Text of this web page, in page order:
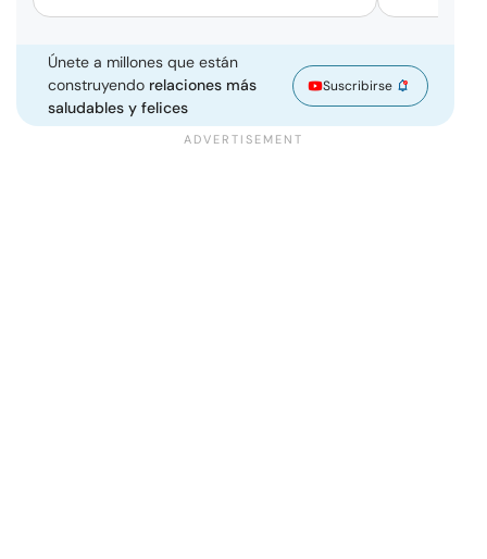
Únete a millones que están
construyendo relaciones más
saludables y felices
Suscribirse